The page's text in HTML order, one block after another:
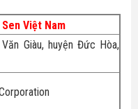
Việt Nam
Giàu, huyện Đức Hòa,